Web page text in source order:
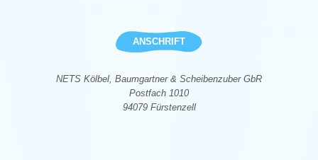
ANSCHRIFT
NETS Kölbel, Baumgartner & Scheibenzuber GbR
Postfach 1010
94079 Fürstenzell